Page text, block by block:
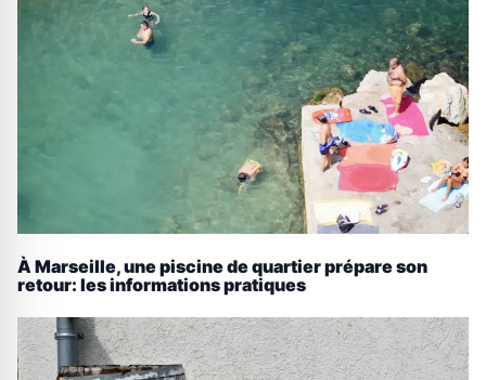
À Marseille, une piscine de quartier prépare son
retour: les informations pratiques